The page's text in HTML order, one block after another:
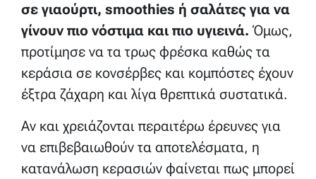
σε γιαούρτι, smoothies ή σαλάτες για να
γίνουν πιο νόστιμα και πιο υγιεινά. Όμως,
προτίμησε να τα τρως φρέσκα καθώς τα
κεράσια σε κονσέρβες και κομπόστες έχουν
έξτρα ζάχαρη και λίγα θρεπτικά συστατικά.
Αν και χρειάζονται περαιτέρω έρευνες για
να επιβεβαιωθούν τα αποτελέσματα, η
κατανάλωση κερασιών φαίνεται πως μπορεί